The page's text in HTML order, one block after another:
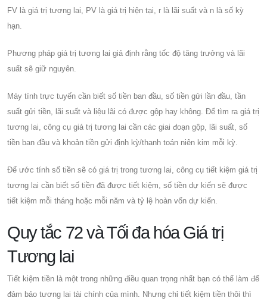
FV là giá trị tương lai, PV là giá trị hiện tại, r là lãi suất và n là số kỳ
hạn.
Phương pháp giá trị tương lai giả định rằng tốc độ tăng trưởng và lãi
suất sẽ giữ nguyên.
Máy tính trực tuyến cần biết số tiền ban đầu, số tiền gửi lần đầu, tần
suất gửi tiền, lãi suất và liệu lãi có được gộp hay không. Để tìm ra giá trị
tương lai, công cụ giá trị tương lai cần các giai đoạn gộp, lãi suất, số
tiền ban đầu và khoản tiền gửi định kỳ/thanh toán niên kim mỗi kỳ.
Để ước tính số tiền sẽ có giá trị trong tương lai, công cụ tiết kiệm giá trị
tương lai cần biết số tiền đã được tiết kiệm, số tiền dự kiến ​​sẽ được
tiết kiệm mỗi tháng hoặc mỗi năm và tỷ lệ hoàn vốn dự kiến.
Quy tắc 72 và Tối đa hóa Giá trị
Tương lai
Tiết kiệm tiền là một trong những điều quan trọng nhất bạn có thể làm để
đảm bảo tương lai tài chính của mình. Nhưng chỉ tiết kiệm tiền thôi thì